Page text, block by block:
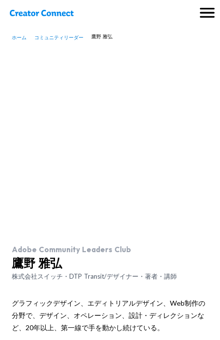
ホーム コミュニティリーダー 鷹野 雅弘
Adobe Community Leaders Club
鷹野 雅弘
株式会社スイッチ・DTP Transit/デザイナー・著者・講師
グラフィックデザイン、エディトリアルデザイン、Web制作の
分野で、デザイン、オペレーション、設計・ディレクションな
ど、20年以上、第一線で手を動かし続けている。